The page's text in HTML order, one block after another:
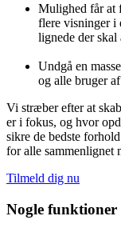
Mulighed får at
flere visninger i
lignede der
Undgå en
og alle bruger
Vi stræber efter at
er i fokus, og hvor
sikre de bedste
for alle sammenlignet
Tilmeld dig nu
Nogle